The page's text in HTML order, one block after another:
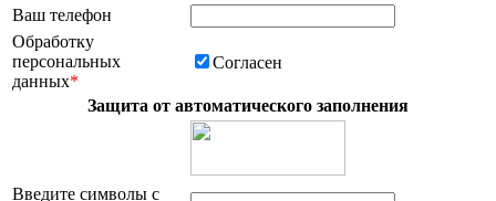
Ваш телефон
Обработку
персональных
данных*
Согласен
Защита от автоматического заполнения
Введите символы с